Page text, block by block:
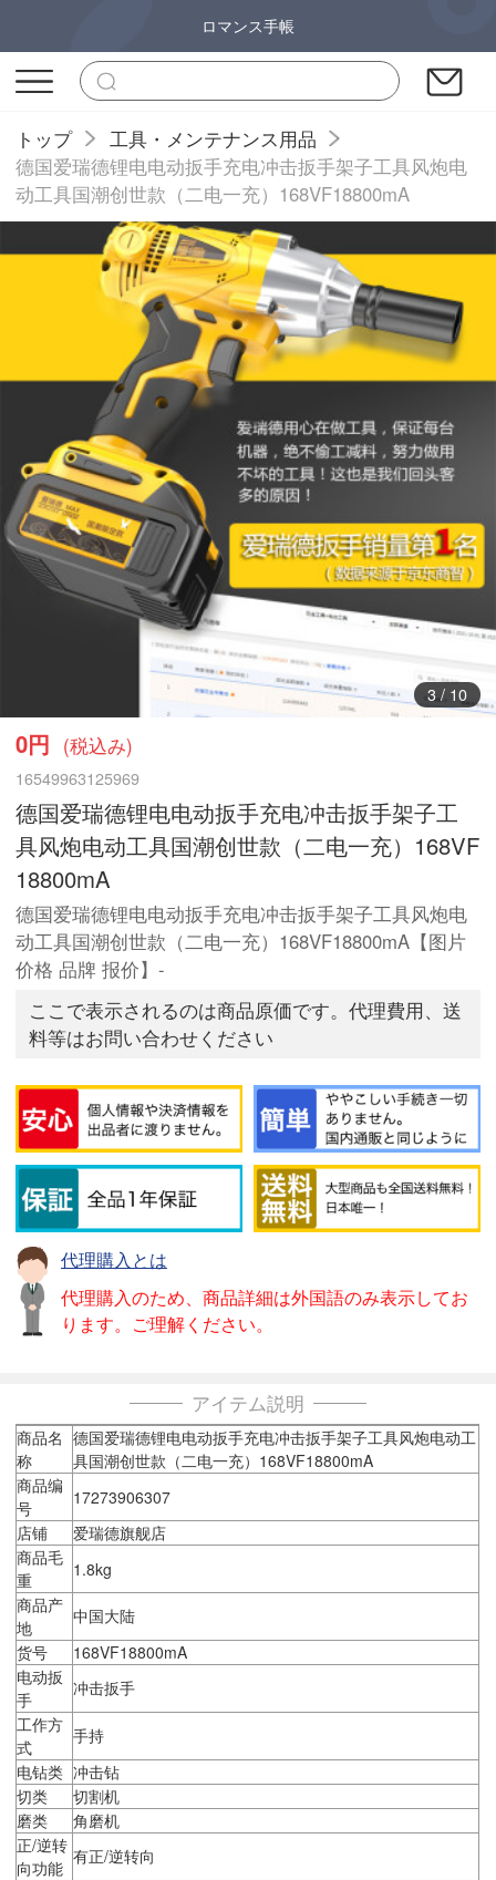
ロマンス手帳
トップ
工具・メンテナンス用品
德国爱瑞德锂电电动扳手充电冲击扳手架子工具风炮电
动工具国潮创世款（二电一充）168VF18800mA
4/ 10
0円 (税込み)
16549963125969
德国爱瑞德锂电电动扳手充电冲击扳手架子工
具风炮电动工具国潮创世款（二电一充）168VF
18800mA
德国爱瑞德锂电电动扳手充电冲击扳手架子工具风炮电
动工具国潮创世款（二电一充）168VF18800mA【图片
价格 品牌 报价】-
ここで表示されるのは商品原価です。代理費用、送
料等はお問い合わせください
代理購入とは
代理購入のため、商品詳細は外国語のみ表示してお
ります。ご理解ください。
アイテム説明
商品名
称
德国爱瑞德锂电电动扳手充电冲击扳手架子工具风炮电动工
具国潮创世款（二电一充）168VF18800mA
商品编
号
17273906307
店铺
爱瑞德旗舰店
商品毛
重
1.8kg
商品产
地
中国大陆
货号
168VF18800mA
电动扳
手
冲击扳手
工作方
式
手持
电钻类 冲击钻
切类
切割机
磨类
角磨机
正/逆转
向功能
有正/逆转向